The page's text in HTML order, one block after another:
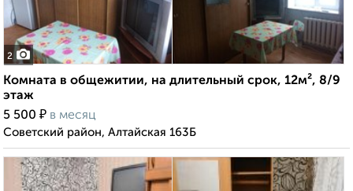
2
Комната в общежитии, на длительный срок, 12м², 8/9
этаж
5 500 ₽ в месяц
Советский район, Алтайская 163Б